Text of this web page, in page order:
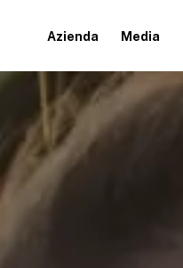
Azienda Media